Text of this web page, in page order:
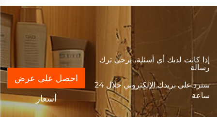
إذا كانت لديك أي أسئلة، يرجى ترك
رسالة
سنرد على بريدك الإلكتروني خلال 24
ساعة
احصل على عرض
أسعار